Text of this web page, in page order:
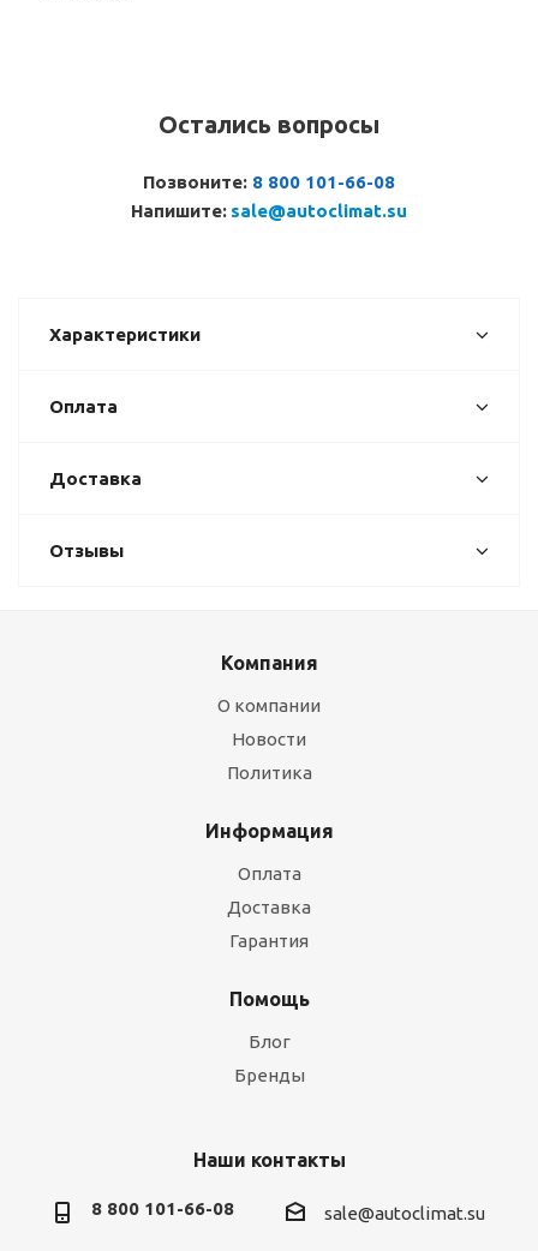
Остались вопросы
Позвоните: 8 800 101-66-08
Напишите: sale@autoclimat.su
Характеристики
Оплата
Доставка
Отзывы
Компания
О компании
Новости
Политика
Информация
Оплата
Доставка
Гарантия
Помощь
Блог
Бренды
Наши контакты
8 800 101-66-08 sale@autoclimat.su